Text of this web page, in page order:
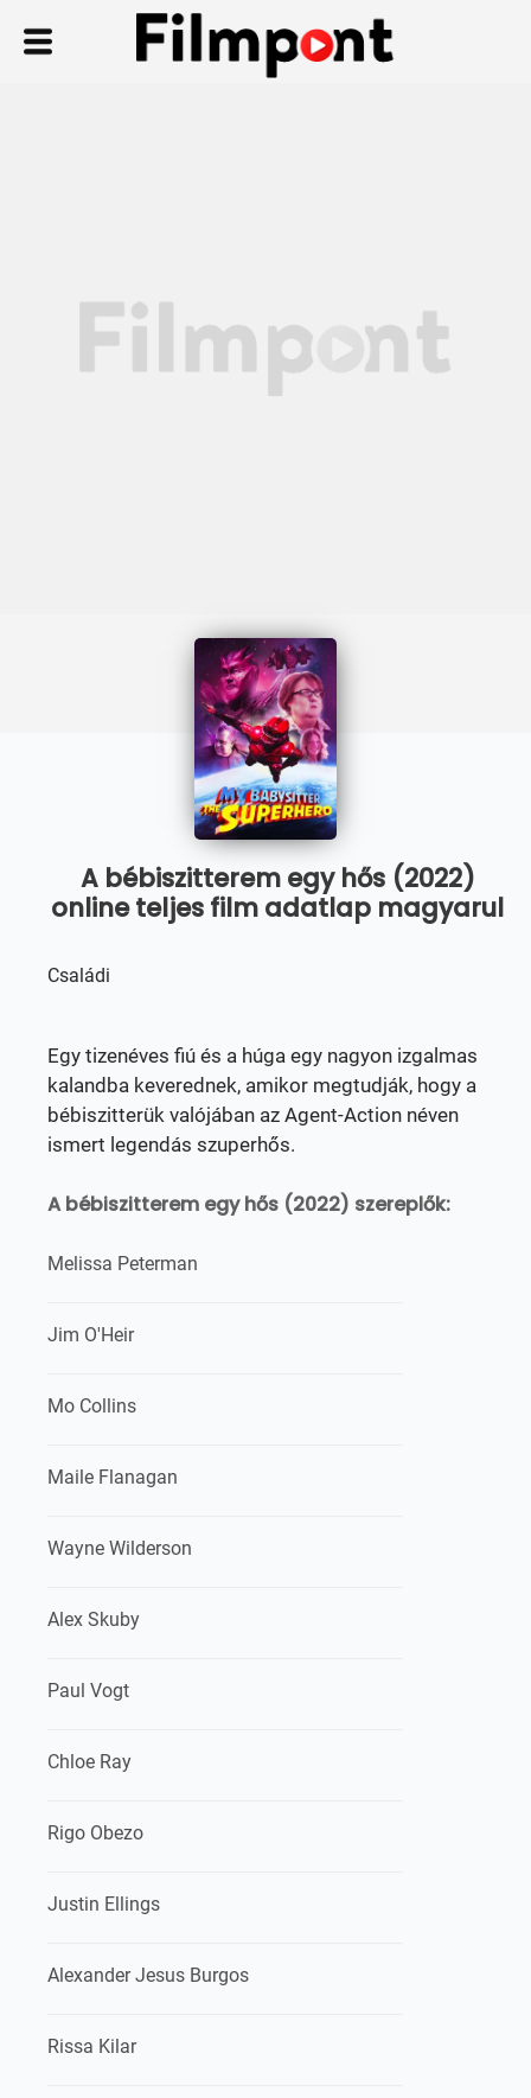
A bébiszitterem egy hős (2022)
online teljes film adatlap magyarul
Családi
Egy tizenéves fiú és a húga egy nagyon izgalmas
kalandba keverednek, amikor megtudják, hogy a
bébiszitterük valójában az Agent-Action néven
ismert legendás szuperhős.
A bébiszitterem egy hős (2022) szereplők:
Melissa Peterman
Jim O'Heir
Mo Collins
Maile Flanagan
Wayne Wilderson
Alex Skuby
Paul Vogt
Chloe Ray
Rigo Obezo
Justin Ellings
Alexander Jesus Burgos
Rissa Kilar